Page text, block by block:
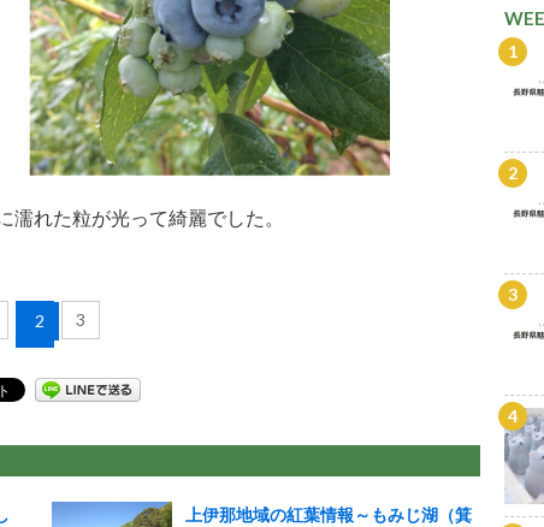
れた粒が光って綺麗でした。
2 3
上伊那地域の紅葉情報～もみじ湖（箕